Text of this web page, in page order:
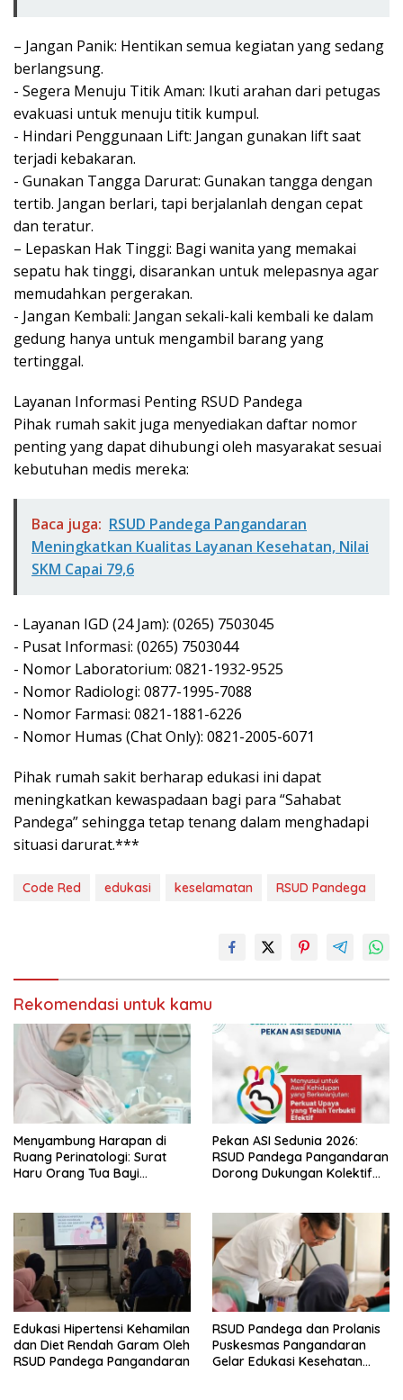
– Jangan Panik: Hentikan semua kegiatan yang sedang
berlangsung.
​- Segera Menuju Titik Aman: Ikuti arahan dari petugas
evakuasi untuk menuju titik kumpul.
​- Hindari Penggunaan Lift: Jangan gunakan lift saat
terjadi kebakaran.
​- Gunakan Tangga Darurat: Gunakan tangga dengan
tertib. Jangan berlari, tapi berjalanlah dengan cepat
dan teratur.
– ​Lepaskan Hak Tinggi: Bagi wanita yang memakai
sepatu hak tinggi, disarankan untuk melepasnya agar
memudahkan pergerakan.
​- Jangan Kembali: Jangan sekali-kali kembali ke dalam
gedung hanya untuk mengambil barang yang
tertinggal.
​Layanan Informasi Penting RSUD Pandega
​Pihak rumah sakit juga menyediakan daftar nomor
penting yang dapat dihubungi oleh masyarakat sesuai
kebutuhan medis mereka:
Baca juga: RSUD Pandega Pangandaran
Meningkatkan Kualitas Layanan Kesehatan, Nilai
SKM Capai 79,6
​- Layanan IGD (24 Jam): (0265) 7503045
​- Pusat Informasi: (0265) 7503044
​- Nomor Laboratorium: 0821-1932-9525
​- Nomor Radiologi: 0877-1995-7088
​- Nomor Farmasi: 0821-1881-6226
​- Nomor Humas (Chat Only): 0821-2005-6071
Pihak rumah sakit berharap edukasi ini dapat
meningkatkan kewaspadaan bagi para “Sahabat
Pandega” sehingga tetap tenang dalam menghadapi
situasi darurat.***
Code Red edukasi keselamatan RSUD Pandega
Rekomendasi untuk kamu
Menyambung Harapan di
Ruang Perinatologi: Surat
Haru Orang Tua Bayi
Pekan ASI Sedunia 2026:
RSUD Pandega Pangandaran
Dorong Dukungan Kolektif
Edukasi Hipertensi Kehamilan
dan Diet Rendah Garam Oleh
RSUD Pandega Pangandaran
RSUD Pandega dan Prolanis
Puskesmas Pangandaran
Gelar Edukasi Kesehatan